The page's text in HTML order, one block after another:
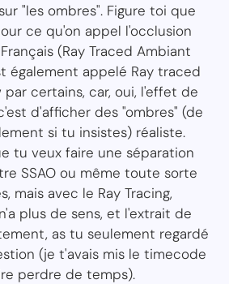
"les ombres". Figure toi que
ce qu'on appel l'occlusion
(Ray Traced Ambiant
également appelé Ray traced
certains, car, oui, l'effet de
d'afficher des "ombres" (de
si tu insistes) réaliste.
tu veux faire une séparation
SSAO ou même toute sorte
mais avec le Ray Tracing,
plus de sens, et l'extrait de
as tu seulement regardé
(je t'avais mis le timecode
perdre de temps).